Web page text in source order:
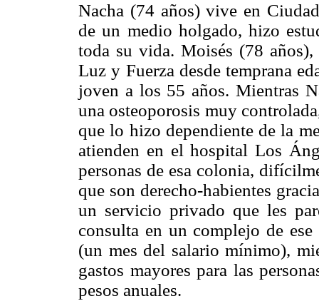
Nacha (74 años) vive en
de un medio holgado, hizo
toda su vida. Moisés (78
Luz y Fuerza desde temprana
joven a los 55 años. Mientras
una osteoporosis muy
que lo hizo dependiente de la
atienden en el hospital Los
personas de esa colonia,
que son derecho-habientes
un servicio privado que les
consulta en un complejo de
(un mes del salario mínimo),
gastos mayores para las
pesos anuales.